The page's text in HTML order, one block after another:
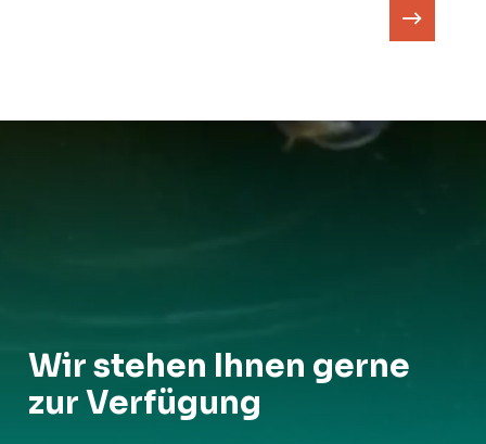
Wir stehen Ihnen gerne
zur Verfügung